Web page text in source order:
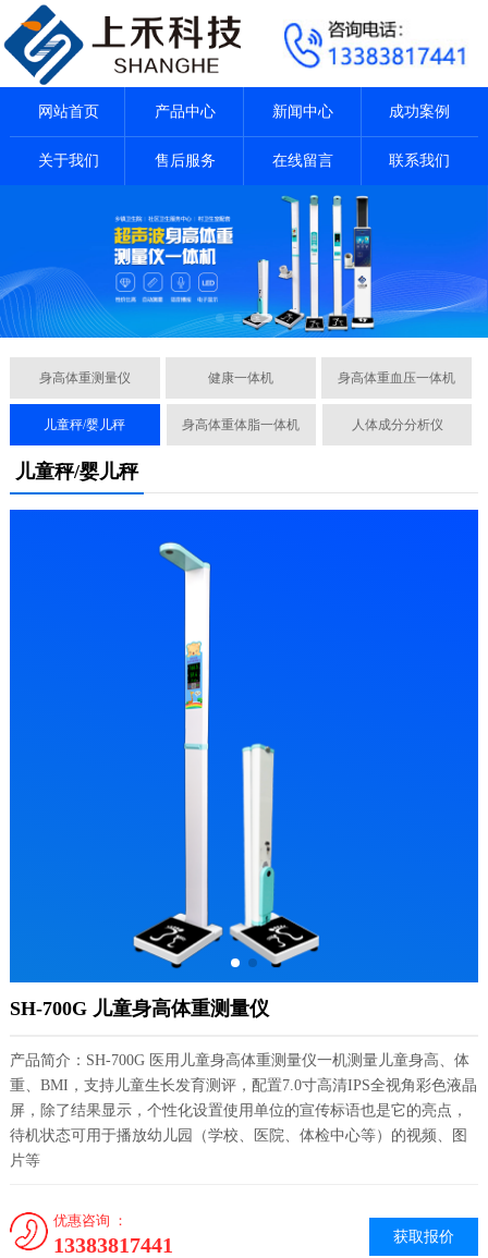
网站首页 产品中心 新闻中心 成功案例
关于我们 售后服务 在线留言 联系我们
身高体重测量仪 健康一体机 身高体重血压一体机
儿童秤/婴儿秤 身高体重体脂一体机 人体成分分析仪
儿童秤/婴儿秤
SH-700G 儿童身高体重测量仪
产品简介：SH-700G 医用儿童身高体重测量仪一机测量儿童身高、体
重、BMI，支持儿童生长发育测评，配置7.0寸高清IPS全视角彩色液晶
屏，除了结果显示，个性化设置使用单位的宣传标语也是它的亮点，
待机状态可用于播放幼儿园（学校、医院、体检中心等）的视频、图
片等
获取报价
优惠咨询 ：
13383817441